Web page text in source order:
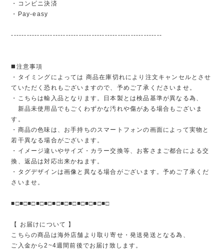
・コンビニ決済
・Pay-easy
----------------------------------------------------------
◼️注意事項
・タイミングによっては 商品在庫切れにより注文キャンセルとさせ
ていただく恐れもございますので、予めご了承くださいませ。
・こちらは輸入品となります。日本製とは検品基準が異なる為、
新品未使用品でもごくわずかな汚れや傷がある場合もございま
す。
・商品の色味は、お手持ちのスマートフォンの画面によって実物と
若干異なる場合がございます。
・イメージ違いやサイズ・カラー交換等、お客さまご都合による交
換、返品は対応出来かねます。
・タグデザインは画像と異なる場合がございます。予めご了承くだ
さいませ。
■□■□■□■□■□■□■□■□■□■□■□■□
【 お届けについて 】
こちらの商品は海外店舗より取り寄せ・発送発送となる為、
ご入金から2~4週間前後でお届け致します。